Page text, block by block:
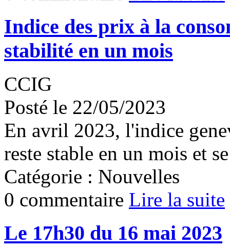
Indice des prix à la
stabilité en un mois
CCIG
Posté le 22/05/2023
En avril 2023, l'indice
reste stable en un mois et
Catégorie : Nouvelles
0 commentaire Lire la suite
Le 17h30 du 16 mai 2023